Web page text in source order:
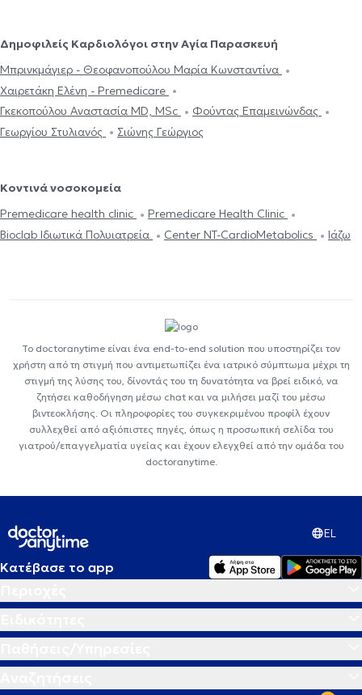
Δημοφιλείς Καρδιολόγοι στην Αγία Παρασκευή
Μπρινκμάγιερ - Θεοφανοπούλου Μαρία Κωνσταντίνα
Χαιρετάκη Ελένη - Premedicare
Γκεκοπούλου Αναστασία MD, MSc
Φούντας Επαμεινώνδας
Γεωργίου Στυλιανός
Σιώνης Γεώργιος
Κοντινά νοσοκομεία
Premedicare health clinic
Premedicare Health Clinic
Bioclab Ιδιωτικά Πολυιατρεία
Center NT-CardioMetabolics Ιάζω
Το doctoranytime είναι ένα end-to-end solution που υποστηρίζει τον
χρήστη από τη στιγμή που αντιμετωπίζει ένα ιατρικό σύμπτωμα μέχρι τη
στιγμή της λύσης του, δίνοντάς του τη δυνατότητα να βρεί ειδικό, να
ζητήσει καθοδήγηση μέσω chat και να μιλήσει μαζί του μέσω
βιντεοκλήσης. Οι πληροφορίες του συγκεκριμένου προφίλ έχουν
συλλεχθεί από αξιόπιστες πηγές, όπως η προσωπική σελίδα του
γιατρού/επαγγελματία υγείας και έχουν ελεγχθεί από την ομάδα του
doctoranytime.
EL
Κατέβασε το app